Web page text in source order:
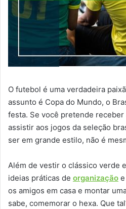
O futebol é uma verdadeira
assunto é Copa do Mundo, o
festa. Se você pretende receber
assistir aos jogos da seleção
ser em grande estilo, não é
Além de vestir o clássico verde
ideias práticas de organização e
os amigos em casa e montar
sabe, comemorar o hexa. Que